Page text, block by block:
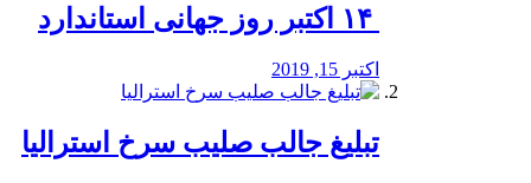
اکتبر 15, 2019
تبلیغ جالب صلیب سرخ استرالیا